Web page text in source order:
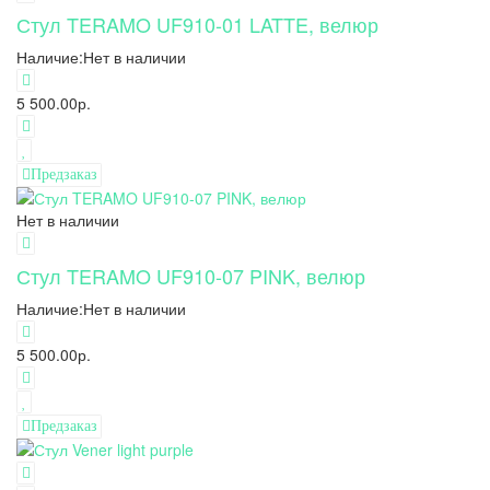
Стул TERAMO UF910-01 LATTE, велюр
Наличие:Нет в наличии
5 500.00р.
Предзаказ
Нет в наличии
Стул TERAMO UF910-07 PINK, велюр
Наличие:Нет в наличии
5 500.00р.
Предзаказ